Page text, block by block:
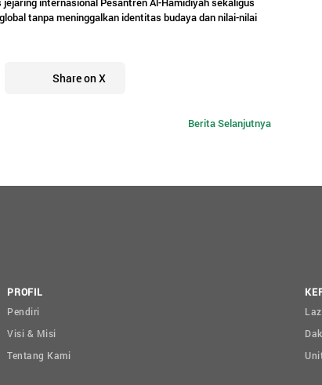
tanpa meninggalkan identitas budaya dan nilai-nilai
Share on X
Berita Selanjutnya
PROFIL
Pendiri
Visi & Misi
Tentang Kami